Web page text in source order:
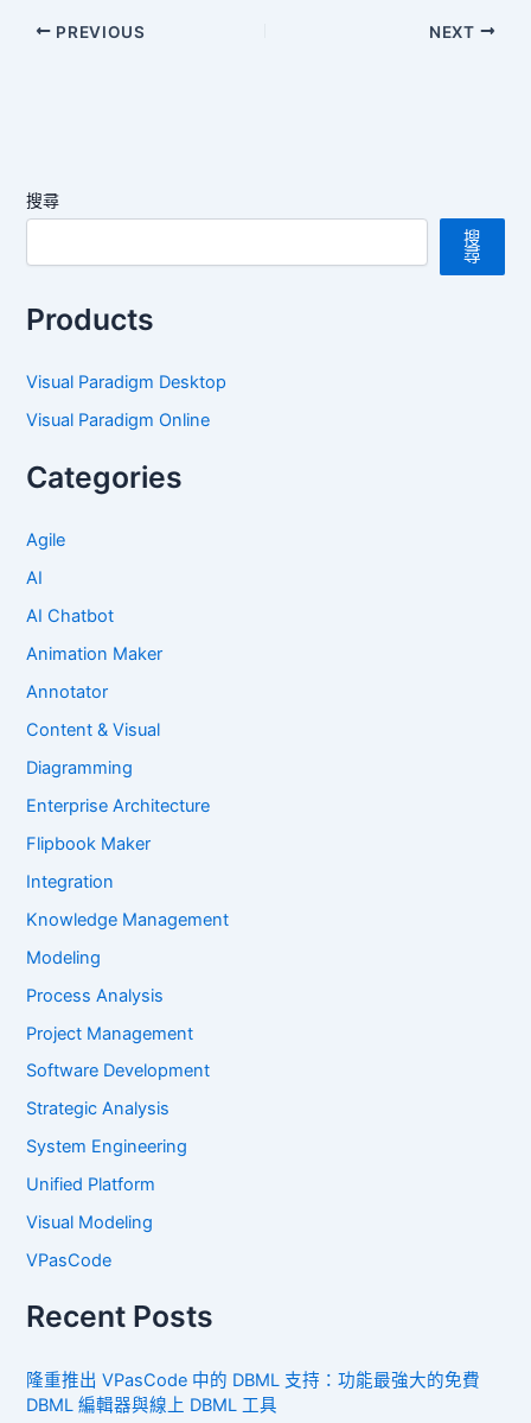
PREVIOUS NEXT
搜尋
搜
尋
Products
Visual Paradigm Desktop
Visual Paradigm Online
Categories
Agile
AI
AI Chatbot
Animation Maker
Annotator
Content & Visual
Diagramming
Enterprise Architecture
Flipbook Maker
Integration
Knowledge Management
Modeling
Process Analysis
Project Management
Software Development
Strategic Analysis
System Engineering
Unified Platform
Visual Modeling
VPasCode
Recent Posts
隆重推出 VPasCode 中的 DBML 支持：功能最強大的免費
DBML 編輯器與線上 DBML 工具